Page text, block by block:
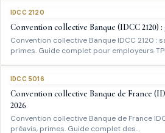
IDCC 2120
Convention collective Banque (IDCC 2120) :
Convention collective Banque IDCC 2120 :
primes. Guide complet pour employeurs
IDCC 5016
Convention collective Banque de France
2026
Convention collective Banque de France
préavis, primes. Guide complet des…